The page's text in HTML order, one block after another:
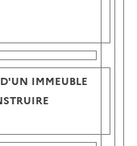
IMMEUBLE